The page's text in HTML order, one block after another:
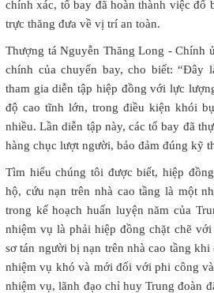
chính xác, tổ bay đã hoàn thành việc đổ
trực thăng đưa về vị trí an toàn.
Thượng tá Nguyễn Thăng Long - Chính
chính của chuyến bay, cho biết: “Đây
tham gia diễn tập hiệp đồng với lực
độ cao tĩnh lớn, trong điều kiện khói
nhiều. Lần diễn tập này, các tổ bay đã
hàng chục lượt người, bảo đảm đúng kỹ
Tìm hiểu chúng tôi được biết, hiệp
hộ, cứu nạn trên nhà cao tầng là một
trong kế hoạch huấn luyện năm của
nhiệm vụ là phải hiệp đồng chặt chẽ
sơ tán người bị nạn trên nhà cao tầng
nhiệm vụ khó và mới đối với phi công
nhiệm vụ, lãnh đạo chỉ huy Trung đoàn